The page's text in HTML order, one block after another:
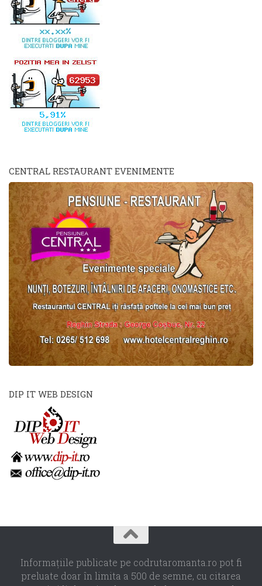
CENTRAL RESTAURANT EVENIMENTE
DIP IT WEB DESIGN
Informaţiile publicate pe codrutaromanta.ro pot fi
preluate doar în limita a 500 de semne, cu citarea